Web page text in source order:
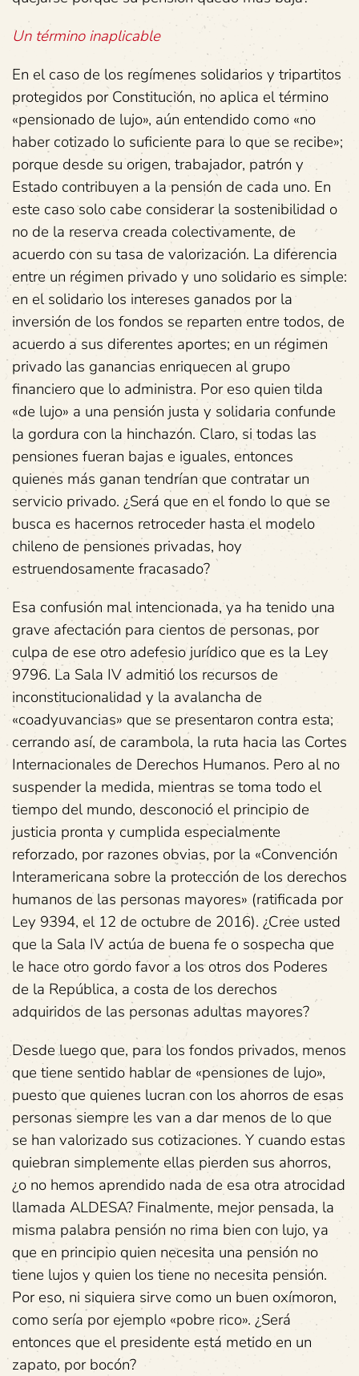
Un término inaplicable
En el caso de los regímenes solidarios y tripartitos
protegidos por Constitución, no aplica el término
«pensionado de lujo», aún entendido como «no
haber cotizado lo suficiente para lo que se recibe»;
porque desde su origen, trabajador, patrón y
Estado contribuyen a la pensión de cada uno. En
este caso solo cabe considerar la sostenibilidad o
no de la reserva creada colectivamente, de
acuerdo con su tasa de valorización. La diferencia
entre un régimen privado y uno solidario es simple:
en el solidario los intereses ganados por la
inversión de los fondos se reparten entre todos, de
acuerdo a sus diferentes aportes; en un régimen
privado las ganancias enriquecen al grupo
financiero que lo administra. Por eso quien tilda
«de lujo» a una pensión justa y solidaria confunde
la gordura con la hinchazón. Claro, si todas las
pensiones fueran bajas e iguales, entonces
quienes más ganan tendrían que contratar un
servicio privado. ¿Será que en el fondo lo que se
busca es hacernos retroceder hasta el modelo
chileno de pensiones privadas, hoy
estruendosamente fracasado?
Esa confusión mal intencionada, ya ha tenido una
grave afectación para cientos de personas, por
culpa de ese otro adefesio jurídico que es la Ley
9796. La Sala IV admitió los recursos de
inconstitucionalidad y la avalancha de
«coadyuvancias» que se presentaron contra esta;
cerrando así, de carambola, la ruta hacia las Cortes
Internacionales de Derechos Humanos. Pero al no
suspender la medida, mientras se toma todo el
tiempo del mundo, desconoció el principio de
justicia pronta y cumplida especialmente
reforzado, por razones obvias, por la «Convención
Interamericana sobre la protección de los derechos
humanos de las personas mayores» (ratificada por
Ley 9394, el 12 de octubre de 2016). ¿Cree usted
que la Sala IV actúa de buena fe o sospecha que
le hace otro gordo favor a los otros dos Poderes
de la República, a costa de los derechos
adquiridos de las personas adultas mayores?
Desde luego que, para los fondos privados, menos
que tiene sentido hablar de «pensiones de lujo»,
puesto que quienes lucran con los ahorros de esas
personas siempre les van a dar menos de lo que
se han valorizado sus cotizaciones. Y cuando estas
quiebran simplemente ellas pierden sus ahorros,
¿o no hemos aprendido nada de esa otra atrocidad
llamada ALDESA? Finalmente, mejor pensada, la
misma palabra pensión no rima bien con lujo, ya
que en principio quien necesita una pensión no
tiene lujos y quien los tiene no necesita pensión.
Por eso, ni siquiera sirve como un buen oxímoron,
como sería por ejemplo «pobre rico». ¿Será
entonces que el presidente está metido en un
zapato, por bocón?